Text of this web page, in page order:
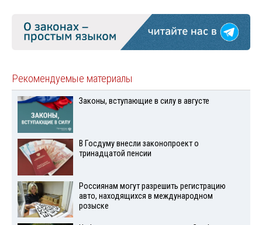
Рекомендуемые материалы
Законы, вступающие в силу в августе
В Госдуму внесли законопроект о
тринадцатой пенсии
Россиянам могут разрешить регистрацию
авто, находящихся в международном
розыске